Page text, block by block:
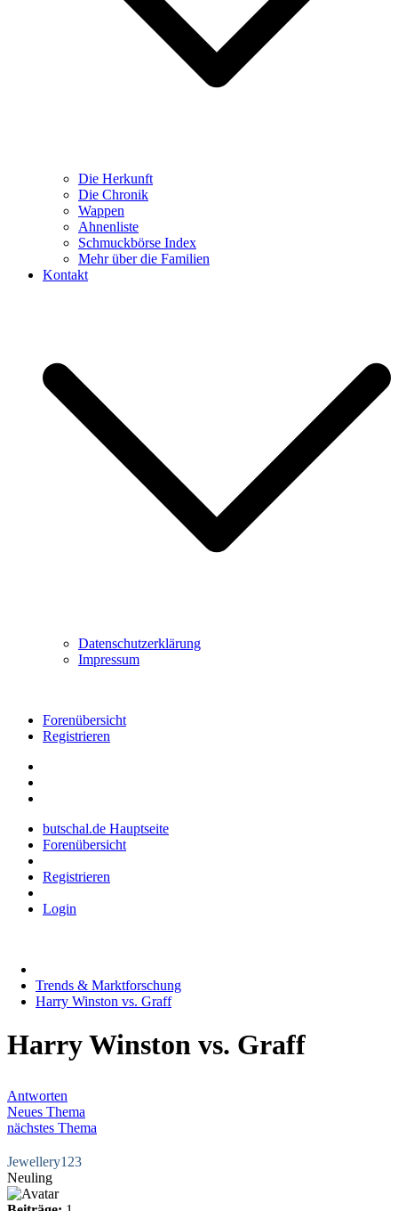
Die Herkunft
Die Chronik
Wappen
Ahnenliste
Schmuckbörse Index
Mehr über die Familien
Kontakt
Datenschutzerklärung
Impressum
Forenübersicht
Registrieren
butschal.de Hauptseite
Forenübersicht
Registrieren
Login
Trends & Marktforschung
Harry Winston vs. Graff
Harry Winston vs. Graff
Antworten
Neues Thema
nächstes Thema
Jewellery123
Neuling